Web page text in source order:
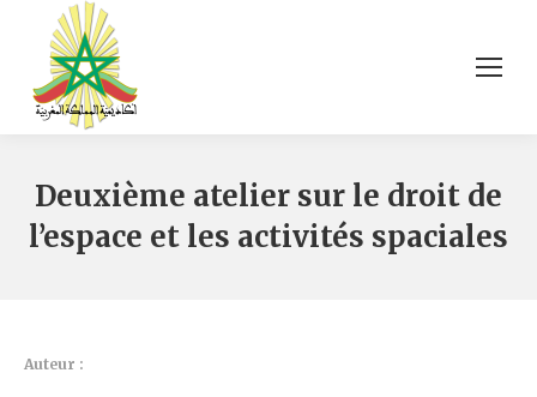
Deuxième atelier sur le droit de
l’espace et les activités spaciales
Auteur :